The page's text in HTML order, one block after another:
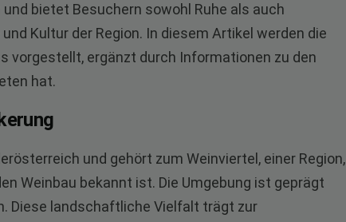
bietet Besuchern sowohl Ruhe als auch
Kultur der Region. In diesem Artikel werden die
vorgestellt, ergänzt durch Informationen zu den
hat.
und gehört zum Weinviertel, einer Region,
Weinbau bekannt ist. Die Umgebung ist geprägt
Diese landschaftliche Vielfalt trägt zur